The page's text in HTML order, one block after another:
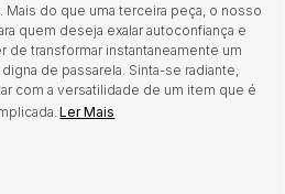
do que uma terceira peça, o nosso
quem deseja exalar autoconfiança e
transformar instantaneamente um
de passarela. Sinta-se radiante,
com a versatilidade de um item que é
Ler Mais